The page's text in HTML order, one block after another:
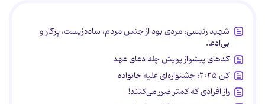
شهید رئیسی، مردی بود از جنس مردم، ساده‌زیست، پرکار و
بی‌ادعا.
کدهای پیشواز پویش چله دعای عهد
کن ۲۰۲۵؛ جشنواره‌ای علیه خانواده
راز افرادی که کمتر ضرر می‌کنند!